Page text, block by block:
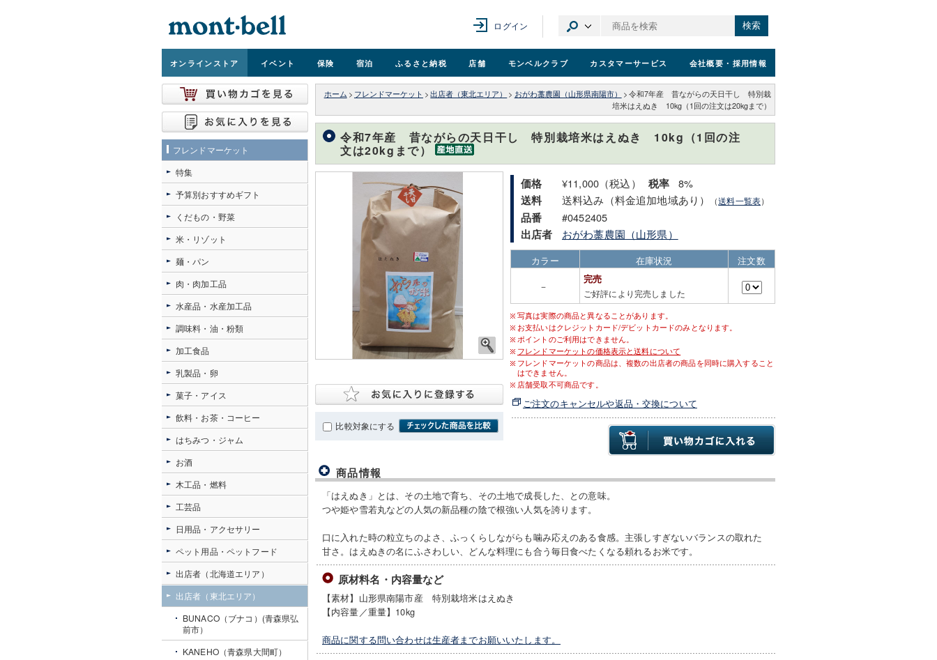
ログイン 検索
オンラインストア イベント 保険 宿泊 ふるさと納税 店舗 モンベルクラブ カスタマーサービス 会社概要 ・採用情報
ホーム > フレンドマーケット > 出店者（東北エリア） > おがわ藁農園（山形県南陽市） > 令和7年産 昔ながらの天日干し 特別栽
培米はえぬき 10kg（1回の注文は20kgまで）
令和7年産 昔ながらの天日干し 特別栽培米はえぬき 10kg（1回の注
文は20kgまで）
比較対象にする
価格 ¥11,000（税込） 税率 8%
送料 送料込み（料金追加地域あり） （送料一覧表）
品番 #0452405
出店者 おがわ藁農園（山形県）
カラー 在庫状況
注文数
－
完売
ご好評により完売しました
写真は実際の商品と異なることがあります。
お支払いはクレジットカード/デビットカードのみとなります。
ポイントのご利用はできません。
フレンドマーケットの価格表示と送料について
フレンドマーケットの商品は、複数の出店者の商品を同時に購入すること
はできません。
店舗受取不可商品です。
ご注文のキャンセルや返品・交換について
商品情報
「はえぬき」とは、その土地で育ち、その土地で成長した、との意味。
つや姫や雪若丸などの人気の新品種の陰で根強い人気を誇ります。
口に入れた時の粒立ちのよさ、ふっくらしながらも噛み応えのある食感。主張しすぎないバランスの取れた
甘さ。はえぬきの名にふさわしい、どんな料理にも合う毎日食べたくなる頼れるお米です。
原材料名・内容量など
【素材】山形県南陽市産 特別栽培米はえぬき
【内容量／重量】10kg
商品に関する問い合わせは生産者までお願いいたします。
フレンドマーケット
特集
予算別おすすめギフト
くだもの・野菜
米・リゾット
麺・パン
肉・肉加工品
水産品・水産加工品
調味料・油・粉類
加工食品
乳製品・卵
菓子・アイス
飲料・お茶・コーヒー
はちみつ・ジャム
お酒
木工品・燃料
工芸品
日用品・アクセサリー
ペット用品・ペットフード
出店者（北海道エリア）
出店者（東北エリア）
BUNACO（ブナコ）(青森県弘
前市）
KANEHO（青森県大間町）